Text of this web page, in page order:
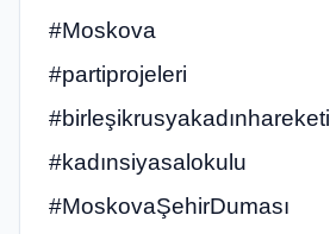
#Moskova
#partiprojeleri
#birleşikrusyakadınhareketi
#kadınsiyasalokulu
#MoskovaŞehirDuması